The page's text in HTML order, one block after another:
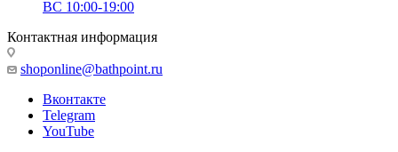
ВС 10:00-19:00
Контактная информация
shoponline@bathpoint.ru
Вконтакте
Telegram
YouTube